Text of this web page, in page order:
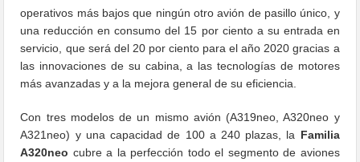
operativos más bajos que ningún otro avión de pasillo único, y
una reducción en consumo del 15 por ciento a su entrada en
servicio, que será del 20 por ciento para el año 2020 gracias a
las innovaciones de su cabina, a las tecnologías de motores
más avanzadas y a la mejora general de su eficiencia.
Con tres modelos de un mismo avión (A319neo, A320neo y
A321neo) y una capacidad de 100 a 240 plazas, la Familia
A320neo cubre a la perfección todo el segmento de aviones